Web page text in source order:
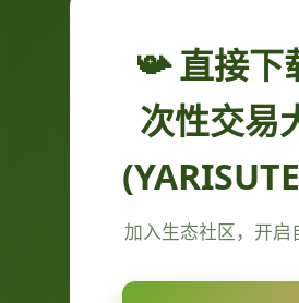
📯 直接下
次性交易
加入生态社区，开启